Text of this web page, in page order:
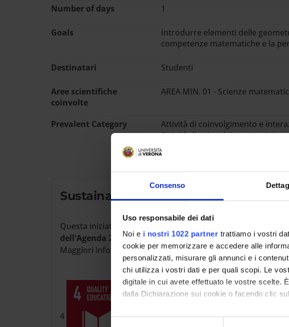
Consenso
Uso responsabile dei dati
Noi e i nostri 1022 partner trattiamo i vostri
cookie per memorizzare e accedere alle
personalizzati, misurare gli annunci e i
chi utilizza i vostri dati e per quali scopi. Le
digitale in cui avete effettuato le vostre scelte.
dalla Dichiarazione sui cookie o facendo clic
Con il tuo consenso, vorremmo anche:
Number of days 1
Goals
Introdurre elementi delle
competenze matematiche e la
Destinatari Studenti
Aree scientifiche
coinvolte
AREA MIN. 01 - Scienze
Prevalent Category
Attività di coinvolgimento e
Attività di coinvolgimento e
Sustainable Development Goals -
Questa iniziativa contribuisce al perseguimento degli
dell'Agenda 2030 dell'ONU.
Maggiori informazioni suwww.univr.it/sostenibilita
4